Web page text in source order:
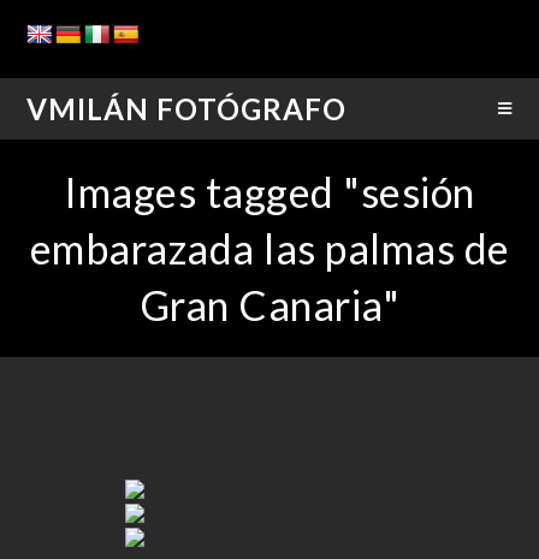
VMILÁN FOTÓGRAFO
Images tagged "sesión
embarazada las palmas de
Gran Canaria"